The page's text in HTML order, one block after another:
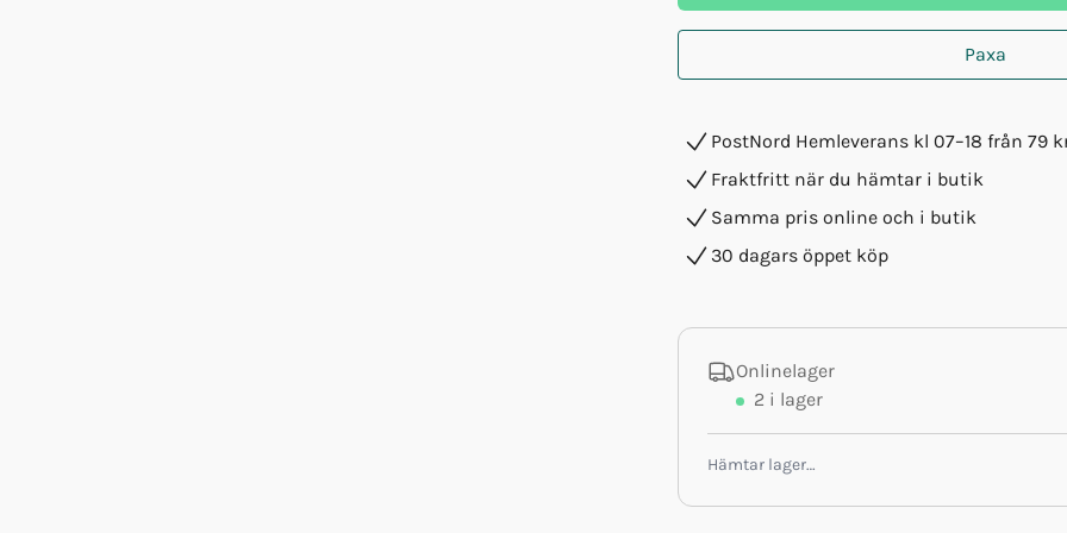
Paxa
PostNord Hemleverans kl 07–18 från 79
Fraktfritt när du hämtar i butik
Samma pris online och i butik
30 dagars öppet köp
Onlinelager
2 i lager
Hämtar lager…